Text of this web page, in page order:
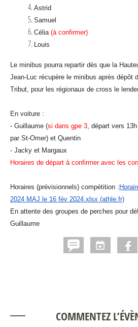
Astrid
Samuel
Célia (à confirmer)
Louis
Le minibus pourra repartir dès que la
Jean-Luc récupère le minibus après dépôt
Tribut, pour les régionaux de cross le
En voiture :
- Guillaume (si dans gpe 3, départ vers
par St-Omer) et Quentin
- Jacky et Margaux
Horaires de départ à confirmer avec les
Horaires (prévisionnels) compétition :
2024 MAJ le 16 fév 2024.xlsx (athle.fr)
En attente des groupes de perches pour
Guillaume
COMMENTEZ